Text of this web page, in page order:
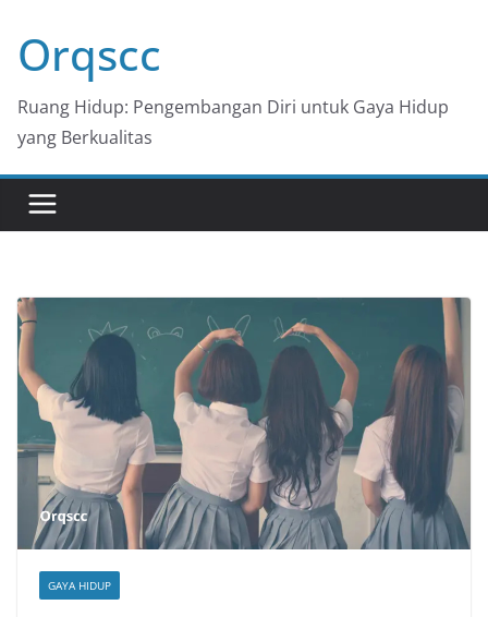
content
Orqscc
Ruang Hidup: Pengembangan Diri untuk Gaya Hidup
yang Berkualitas
GAYA HIDUP